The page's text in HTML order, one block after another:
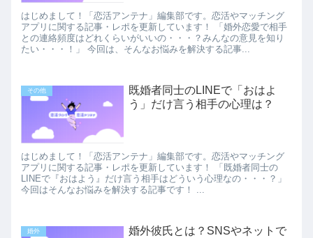
はじめまして！「恋活アンテナ」編集部です。恋活やマッチング
アプリに関する記事・レポを更新しています！ 「婚外恋愛で相手
との連絡頻度はどれくらいがいいの・・・？みんなの意見を知り
たい・・・！」 今回は、そんなお悩みを解決する記事...
その他
既婚者同士のLINEで「おはよ
う」だけ言う相手の心理は？
はじめまして！「恋活アンテナ」編集部です。恋活やマッチング
アプリに関する記事・レポを更新しています！ 「既婚者同士の
LINEで『おはよう』だけ言う相手はどういう心理なの・・・？」
今回はそんなお悩みを解決する記事です！ ...
婚外
婚外彼氏とは？SNSやネットで